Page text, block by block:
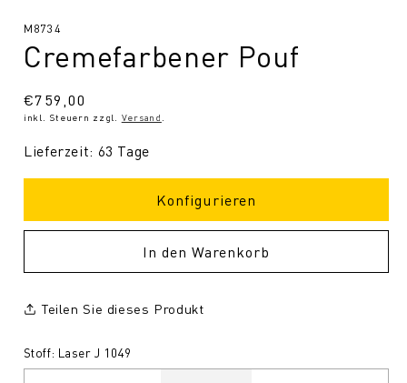
SKU:
M8734
Cremefarbener Pouf
Normaler
Preis
€759,00
inkl. Steuern zzgl. Versand
Lieferzeit: 63 Tage
Konfigurieren
In den Warenkorb
Teilen Sie dieses Produkt
Stoff: Laser J 1049